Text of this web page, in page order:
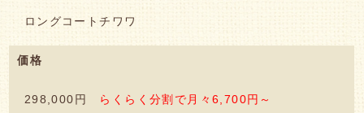
ロングコートチワワ
価格
298,000円 らくらく分割で月々6,700円～